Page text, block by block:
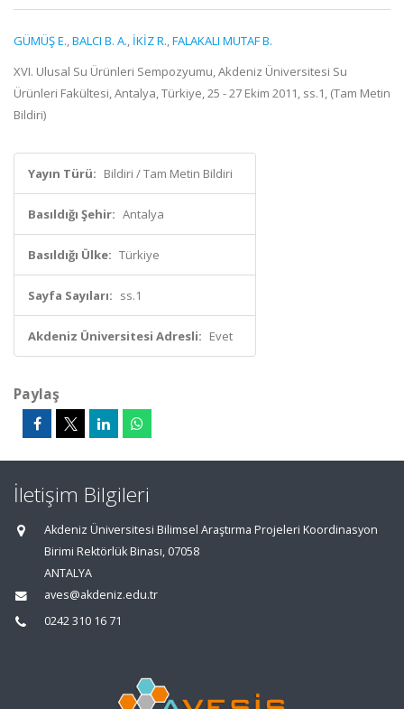
GÜMÜŞ E.,BALCI B. A., İKİZ R.,FALAKALI MUTAF B.
XVI. Ulusal Su Ürünleri Sempozyumu, Akdeniz Üniversitesi Su
Ürünleri Fakültesi, Antalya, Türkiye, 25 - 27 Ekim 2011, ss.1, (Tam Metin
Bildiri)
Yayın Türü: Bildiri / Tam Metin Bildiri
Basıldığı Şehir: Antalya
Basıldığı Ülke: Türkiye
Sayfa Sayıları: ss.1
Akdeniz Üniversitesi Adresli: Evet
Paylaş
İletişim Bilgileri
Akdeniz Üniversitesi Bilimsel Araştırma Projeleri Koordinasyon
Birimi Rektörlük Binası, 07058
ANTALYA
aves@akdeniz.edu.tr
0242 310 16 71